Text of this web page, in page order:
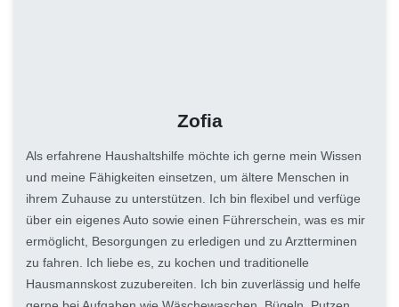
Zofia
Als erfahrene Haushaltshilfe möchte ich gerne mein Wissen
und meine Fähigkeiten einsetzen, um ältere Menschen in
ihrem Zuhause zu unterstützen. Ich bin flexibel und verfüge
über ein eigenes Auto sowie einen Führerschein, was es mir
ermöglicht, Besorgungen zu erledigen und zu Arztterminen
zu fahren. Ich liebe es, zu kochen und traditionelle
Hausmannskost zuzubereiten. Ich bin zuverlässig und helfe